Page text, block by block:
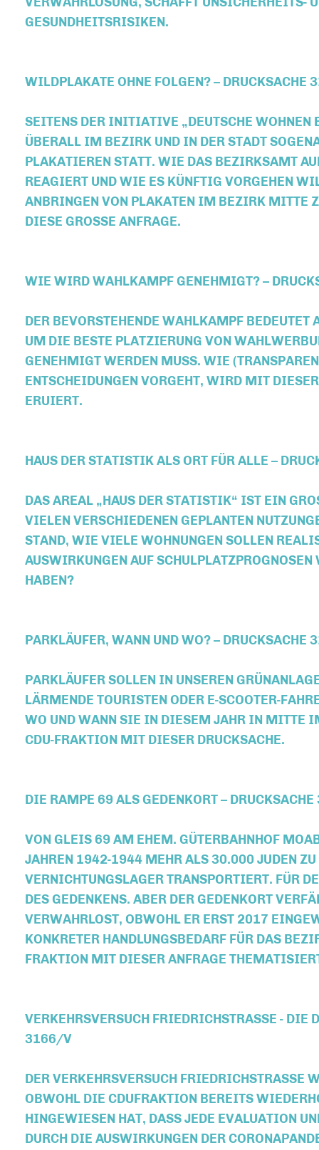
GESUNDHEITSRISIKEN.
WILDPLAKATE OHNE FOLGEN? – DRUCKSACHE
SEITENS DER INITIATIVE „DEUTSCHE WOHNEN
ÜBERALL IM BEZIRK UND IN DER STADT
PLAKATIEREN STATT. WIE DAS BEZIRKSAMT
REAGIERT UND WIE ES KÜNFTIG VORGEHEN
ANBRINGEN VON PLAKATEN IM BEZIRK MITTE
DIESE GROSSE ANFRAGE.
WIE WIRD WAHLKAMPF GENEHMIGT? –
DER BEVORSTEHENDE WAHLKAMPF BEDEUTET
UM DIE BESTE PLATZIERUNG VON
GENEHMIGT WERDEN MUSS. WIE
ENTSCHEIDUNGEN VORGEHT, WIRD MIT DIESER
RUIERT.
HAUS DER STATISTIK ALS ORT FÜR ALLE –
DAS AREAL „HAUS DER STATISTIK“ IST EIN
IELEN VERSCHIEDENEN GEPLANTEN
TAND, WIE VIELE WOHNUNGEN SOLLEN
USWIRKUNGEN AUF SCHULPLATZPROGNOSEN
ABEN?
PARKLÄUFER, WANN UND WO? – DRUCKSACHE
PARKLÄUFER SOLLEN IN UNSEREN
LÄRMENDE TOURISTEN ODER E-SCOOTER-
WO UND WANN SIE IN DIESEM JAHR IN MITTE
CDU-FRAKTION MIT DIESER DRUCKSACHE.
DIE RAMPE 69 ALS GEDENKORT –
VON GLEIS 69 AM EHEM. GÜTERBAHNHOF
JAHREN 1942-1944 MEHR ALS 30.000 JUDEN ZU
VERNICHTUNGSLAGER TRANSPORTIERT. FÜR
DES GEDENKENS. ABER DER GEDENKORT
VERWAHRLOST, OBWOHL ER ERST 2017
KONKRETER HANDLUNGSBEDARF FÜR DAS
FRAKTION MIT DIESER ANFRAGE
VERKEHRSVERSUCH FRIEDRICHSTRASSE - DIE
166/V
DER VERKEHRSVERSUCH FRIEDRICHSTRASSE
BWOHL DIE CDUFRAKTION BEREITS
INGEWIESEN HAT, DASS JEDE EVALUATION
URCH DIE AUSWIRKUNGEN DER